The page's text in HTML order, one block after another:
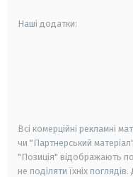
Наші додатки:
Всі комерційні рекламні
чи "Партнерський
"Позиція" відображають
не поділяти їхніх